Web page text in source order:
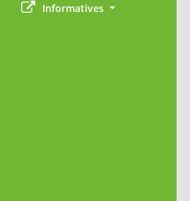
Informatives